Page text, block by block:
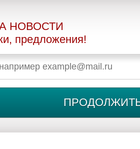
НОВОСТИ
предложения!